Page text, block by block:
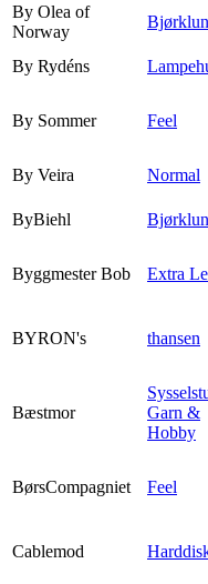
By Olea of
Norway
By Rydéns
By Sommer Feel
By Veira
Normal
ByBiehl
Byggmester Bob Extra
BYRON's thansen
Bæstmor
Garn &
Hobby
BørsCompagniet Feel
Cablemod